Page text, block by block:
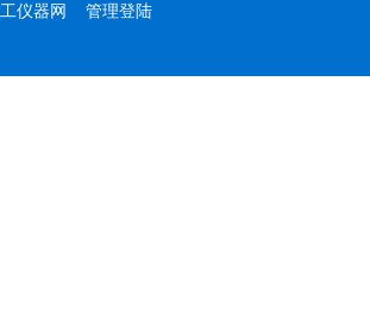
工仪器网
管理登陆